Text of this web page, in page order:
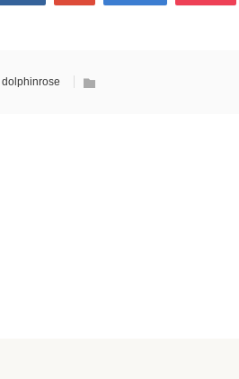
dolphinrose